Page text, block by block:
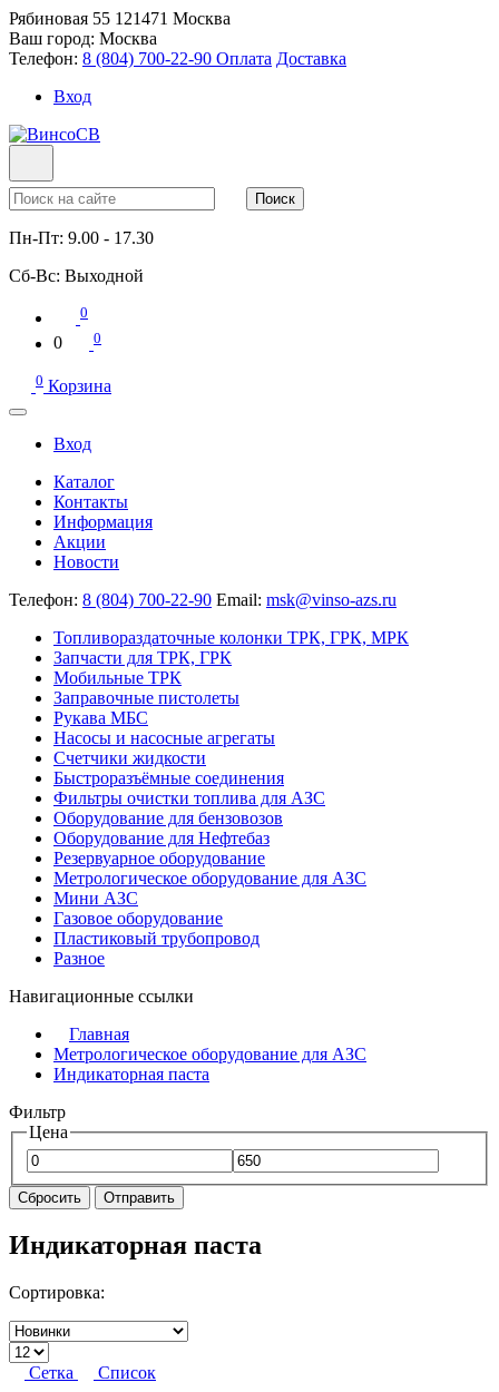
Рябиновая 55 121471 Москва
Ваш город: Москва
Телефон: 8 (804) 700-22-90 Оплата Доставка
Вход
Поиск
Пн-Пт: 9.00 - 17.30
Сб-Вс: Выходной
0
0 0
0 Корзина
Вход
Каталог
Контакты
Информация
Акции
Новости
Телефон: 8 (804) 700-22-90 Email: msk@vinso-azs.ru
Топливораздаточные колонки ТРК, ГРК, МРК
Запчасти для ТРК, ГРК
Мобильные ТРК
Заправочные пистолеты
Рукава МБС
Насосы и насосные агрегаты
Счетчики жидкости
Быстроразъёмные соединения
Фильтры очистки топлива для АЗС
Оборудование для бензовозов
Оборудование для Нефтебаз
Резервуарное оборудование
Метрологическое оборудование для АЗС
Мини АЗС
Газовое оборудование
Пластиковый трубопровод
Разное
Навигационные ссылки
Главная
Метрологическое оборудование для АЗС
Индикаторная паста
Фильтр
Цена
Сбросить Отправить
Индикаторная паста
Сортировка:
Сетка Список